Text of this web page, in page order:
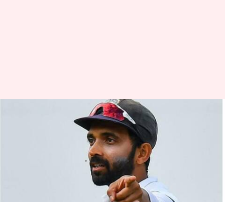
ఐసీసీ ర్యాంకుల్లో ఆస్ట్రేలియా బ్యాటర్లు
ముందంజ.. దూసుకొచ్చిన అంజిక్య
Jun 14, 2023 05:59 pm